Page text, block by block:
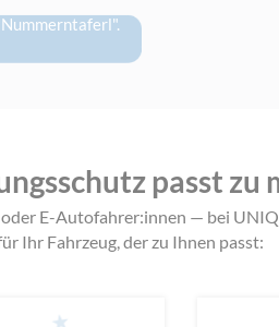
passt zu
E-Autofahrer:innen — bei
Ihr Fahrzeug, der zu Ihnen passt: